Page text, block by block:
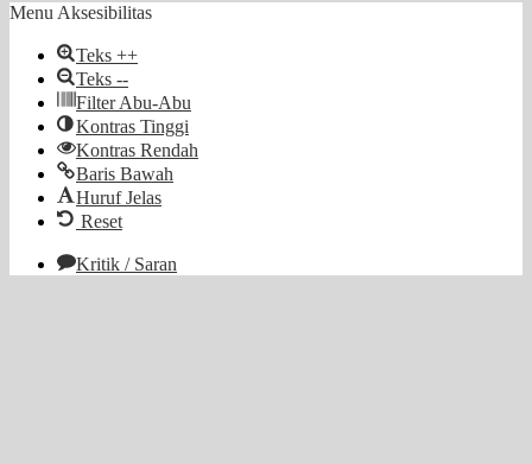
Menu Aksesibilitas
Teks ++
Teks --
Filter Abu-Abu
Kontras Tinggi
Kontras Rendah
Baris Bawah
Huruf Jelas
Reset
Kritik / Saran